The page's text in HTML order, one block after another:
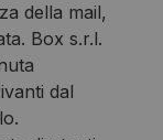
della mail,
Box s.r.l.
dal